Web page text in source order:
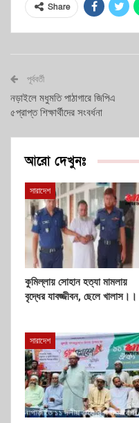
Share
পূর্ববর্তী
নড়াইলে মধুমতি পাঠাগারে জিপিএ
৫প্রাপ্ত শিক্ষার্থীদের সংবর্ধনা
আরো দেখুনঃ
সারাদেশ
কুমিল্লায় সোহান হত্যা মামলায়
বৃদ্ধের যাবজ্জীবন, ছেলে খালাস।।
সারাদেশ